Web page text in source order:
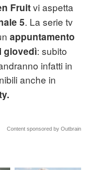
Fruitvi aspetta
5. La serie tv
appuntamento
giovedì: subito
infatti in
anche in
Content sponsored by Outbrain